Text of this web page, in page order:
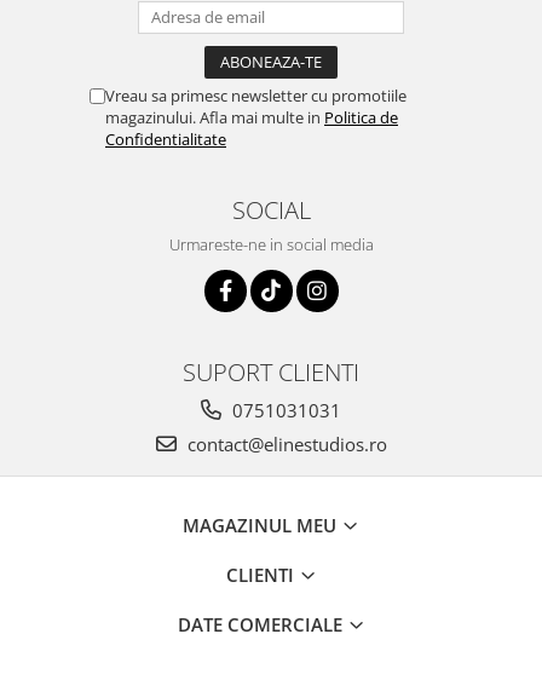
Vreau sa primesc newsletter cu promotiile
magazinului. Afla mai multe in Politica de
Confidentialitate
SOCIAL
Urmareste-ne in social media
SUPORT CLIENTI
0751031031
contact@elinestudios.ro
MAGAZINUL MEU
CLIENTI
DATE COMERCIALE